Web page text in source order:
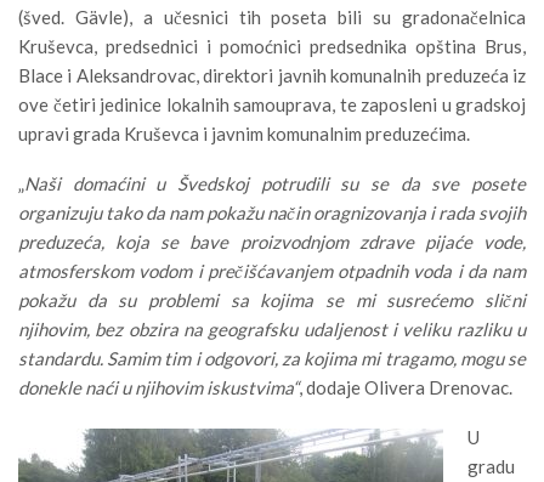
(šved. Gävle), a učesnici tih poseta bili su gradonačelnica
Kruševca, predsednici i pomoćnici predsednika opština Brus,
Blace i Aleksandrovac, direktori javnih komunalnih preduzeća iz
ove četiri jedinice lokalnih samouprava, te zaposleni u gradskoj
upravi grada Kruševca i javnim komunalnim preduzećima.
Naši domaćini u Švedskoj potrudili su se da sve posete
organizuju tako da nam pokažu način oragnizovanja i rada svojih
preduzeća, koja se bave proizvodnjom zdrave pijaće vode,
atmosferskom vodom i prečišćavanjem otpadnih voda i da nam
pokažu da su problemi sa kojima se mi susrećemo slični
njihovim, bez obzira na geografsku udaljenost i veliku razliku u
standardu. Samim tim i odgovori, za kojima mi tragamo, mogu se
donekle naći u njihovim iskustvima“, dodaje Olivera Drenovac.
U
gradu